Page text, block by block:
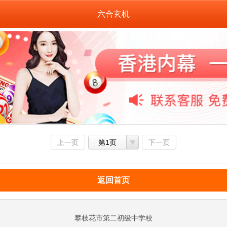
六合玄机
上一页 第1页 下一页
返回首页
攀枝花市第二初级中学校